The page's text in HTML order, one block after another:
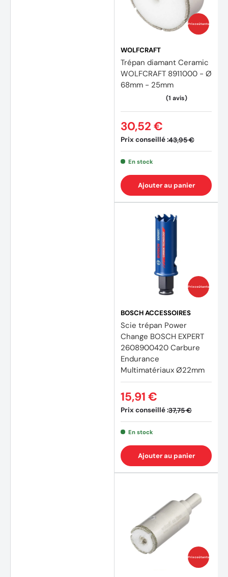
Prix coûtants
WOLFCRAFT
Trépan diamant Ceramic
WOLFCRAFT 8911000 - Ø
68mm - 25mm
Prix conseillé :43,95 €
30,52 €
En stock
Ajouter au panier
Prix coûtants
BOSCH ACCESSOIRES
Scie trépan Power
Change BOSCH EXPERT
2608900420 Carbure
Endurance
Multimatériaux Ø22mm
Prix conseillé :37,75 €
15,91 €
En stock
Ajouter au panier
Prix coûtants